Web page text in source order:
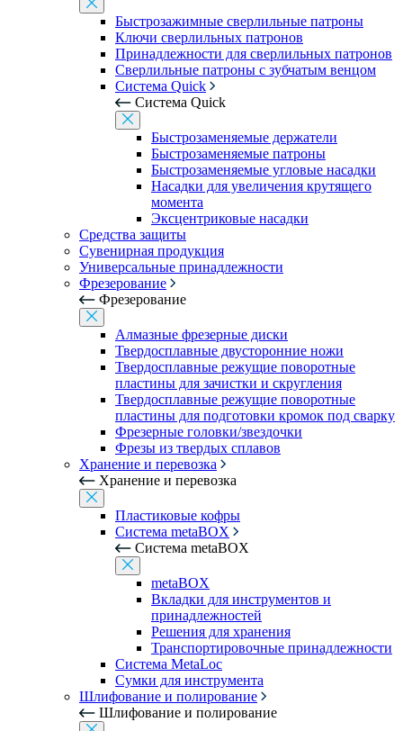
Быстрозажимные сверлильные патроны
Ключи сверлильных патронов
Принадлежности для сверлильных патронов
Сверлильные патроны с зубчатым венцом
Система Quick
Система Quick
Быстрозаменяемые держатели
Быстрозаменяемые патроны
Быстрозаменяемые угловые насадки
Насадки для увеличения крутящего
момента
Эксцентриковые насадки
Средства защиты
Сувенирная продукция
Универсальные принадлежности
Фрезерование
Фрезерование
Алмазные фрезерные диски
Твердосплавные двусторонние ножи
Твердосплавные режущие поворотные
пластины для зачистки и скругления
Твердосплавные режущие поворотные
пластины для подготовки кромок под сварку
Фрезерные головки/звездочки
Фрезы из твердых сплавов
Хранение и перевозка
Хранение и перевозка
Пластиковые кофры
Система metaBOX
Система metaBOX
metaBOX
Вкладки для инструментов и
принадлежностей
Решения для хранения
Транспортировочные принадлежности
Система MetaLoc
Сумки для инструмента
Шлифование и полирование
Шлифование и полирование